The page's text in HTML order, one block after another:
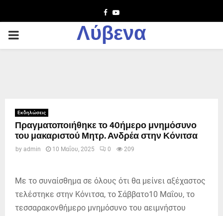
Facebook
Youtube
PRIMARY
Λύβενα
Εκδηλώσεις
Πραγματοποιήθηκε το 40ήμερο μνημόσυνο
του μακαριστού Μητρ. Ανδρέα στην Κόνιτσα
by admin 10 Μαΐου, 2025 0 209
Με το συναίσθημα σε όλους ότι θα μείνει αξέχαστος
τελέστηκε στην Κόνιτσα, το Σάββατο10 Μαΐου, το
τεσσαρακονθήμερο μνημόσυνο του αειμνήστου